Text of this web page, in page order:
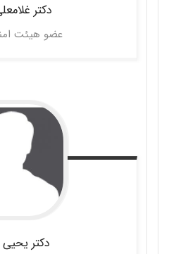
دکتر
عضو هیئت
دکتر یحیی